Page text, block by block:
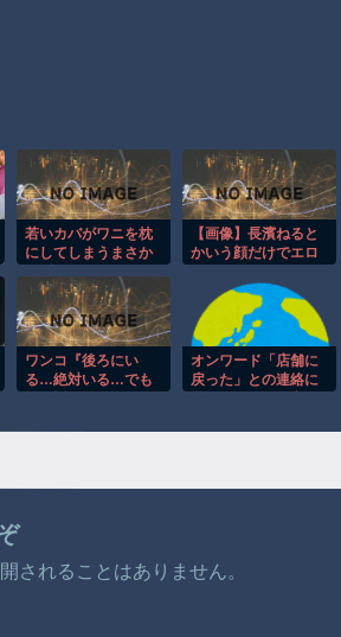
若いカバがワニを枕
にしてしまうまさか
【画像】長濱ねると
かいう顔だけでエロ
ワンコ『後ろにい
る…絶対いる…でも
オンワード「店舗に
戻った」との連絡に
わなかった [8/5]
されることはありません。